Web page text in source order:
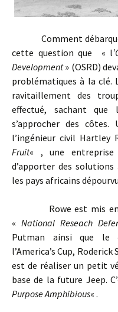
Comment débarquer
cette question que « l
Development» (OSRD)
problématiques à la clé.
ravitaillement des
effectué, sachant
s’approcher des
l’ingénieur civil Hartley
Fruit« , une entreprise
d’apporter des
les pays africains
Rowe est mis en
« National Reseach
Putman ainsi que le
l’America’s Cup,
est de réaliser un petit
base de la future Jeep.
Purpose Amphibious« .